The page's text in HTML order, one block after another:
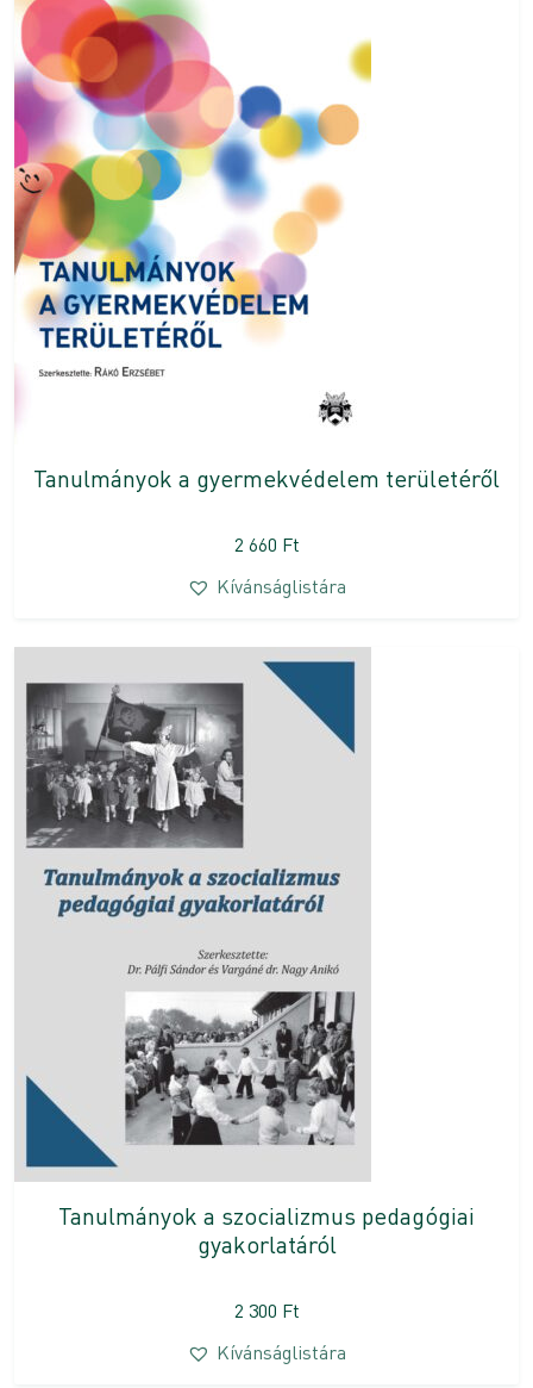
Tanulmányok a gyermekvédelem területéről
2 660 Ft
Kívánságlistára
Tanulmányok a szocializmus pedagógiai
gyakorlatáról
2 300 Ft
Kívánságlistára